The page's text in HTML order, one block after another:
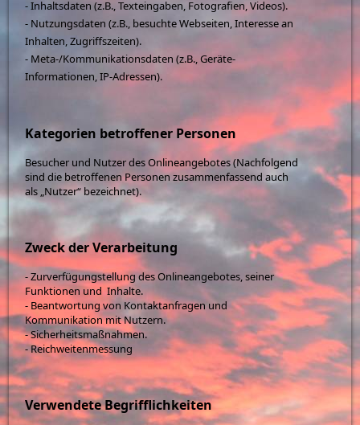
- Inhaltsdaten (z.B., Texteingaben, Fotografien, Videos).
- Nutzungsdaten (z.B., besuchte Webseiten, Interesse an
Inhalten, Zugriffszeiten).
- Meta-/Kommunikationsdaten (z.B., Geräte-
Informationen, IP-Adressen).
Kategorien betroffener Personen
Besucher und Nutzer des Onlineangebotes (Nachfolgend
sind die betroffenen Personen zusammenfassend auch
als „Nutzer“ bezeichnet).
Zweck der Verarbeitung
- Zurverfügungstellung des Onlineangebotes, seiner
Funktionen und Inhalte.
- Beantwortung von Kontaktanfragen und
Kommunikation mit Nutzern.
- Sicherheitsmaßnahmen.
- Reichweitenmessung
Verwendete Begrifflichkeiten